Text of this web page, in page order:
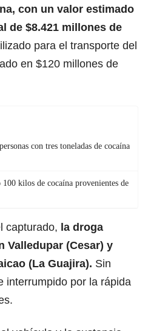
, con un valor estimado
de $8.421 millones de
para el transporte del
en $120 millones de
con tres toneladas de cocaína
kilos de cocaína provenientes de
capturado, la droga
Valledupar (Cesar) y
(La Guajira). Sin
interrumpido por la rápida